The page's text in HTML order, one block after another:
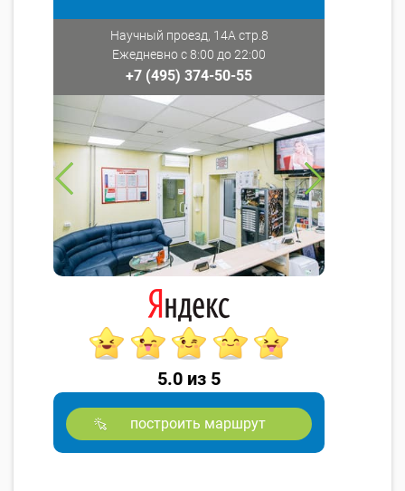
Научный проезд, 14А стр.8
Ежедневно с 8:00 до 22:00
+7 (495) 374-50-55
5.0 из 5
построить маршрут